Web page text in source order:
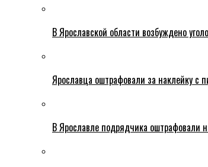
В Ярославской области возбуждено
Ярославца оштрафовали за наклейку с
В Ярославле подрядчика оштрафовали